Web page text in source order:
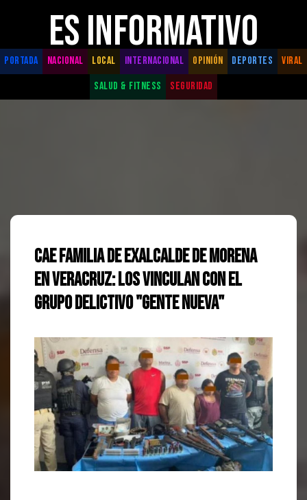
ES INFORMATIVO
PORTADA NACIONAL LOCAL INTERNACIONAL OPINIÓN DEPORTES
VIRAL
SALUD & FITNESS
SEGURIDAD
Cae familia de exalcalde de Morena
en Veracruz: los vinculan con el
grupo delictivo "Gente Nueva"